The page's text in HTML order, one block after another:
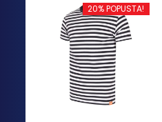
ima
više
varijanti.
Opcije
mogu
biti
izabrane
20% POPUSTA!